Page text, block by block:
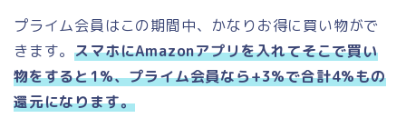
プライム会員はこの期間中、かなりお得に買い物がで
きます。スマホにAmazonアプリを入れてそこで買い
物をすると1%、プライム会員なら+3%で合計4%もの
還元になります。